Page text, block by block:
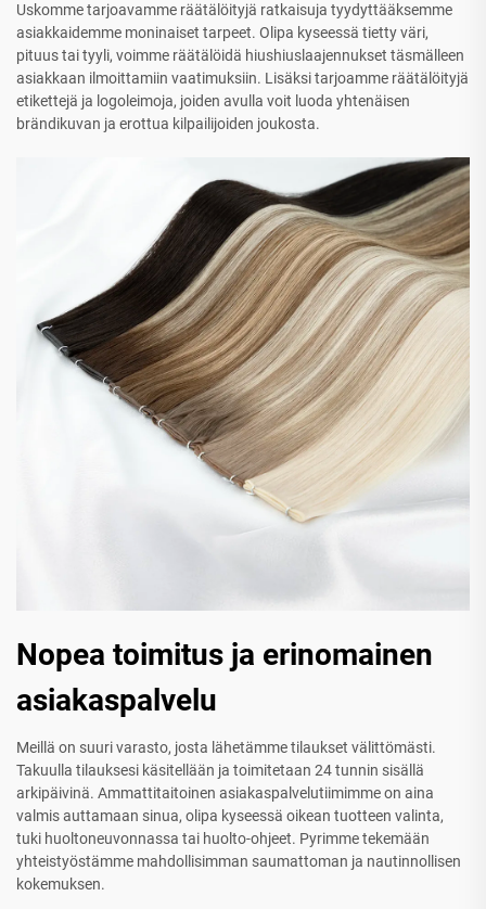
Uskomme tarjoavamme räätälöityjä ratkaisuja tyydyttääksemme
asiakkaidemme moninaiset tarpeet. Olipa kyseessä tietty väri,
pituus tai tyyli, voimme räätälöidä hiushiuslaajennukset täsmälleen
asiakkaan ilmoittamiin vaatimuksiin. Lisäksi tarjoamme räätälöityjä
etikettejä ja logoleimoja, joiden avulla voit luoda yhtenäisen
brändikuvan ja erottua kilpailijoiden joukosta.
Nopea toimitus ja erinomainen
asiakaspalvelu
Meillä on suuri varasto, josta lähetämme tilaukset välittömästi.
Takuulla tilauksesi käsitellään ja toimitetaan 24 tunnin sisällä
arkipäivinä. Ammattitaitoinen asiakaspalvelutiimimme on aina
valmis auttamaan sinua, olipa kyseessä oikean tuotteen valinta,
tuki huoltoneuvonnassa tai huolto-ohjeet. Pyrimme tekemään
yhteistyöstämme mahdollisimman saumattoman ja nautinnollisen
kokemuksen.